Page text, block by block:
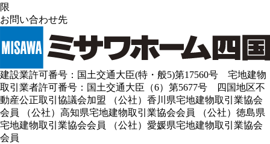
限
お問い合わせ先
建設業許可番号：国土交通大臣(特・般5)第17560号 宅地建物
取引業者許可番号：国土交通大臣（6）第5677号 四国地区不
動産公正取引協議会加盟 （公社）香川県宅地建物取引業協会
会員 （公社）高知県宅地建物取引業協会会員 （公社）徳島県
宅地建物取引業協会会員 （公社）愛媛県宅地建物取引業協会
会員